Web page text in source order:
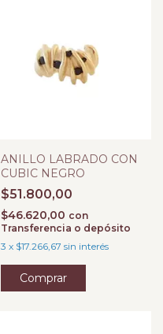
ANILLO LABRADO CON
CUBIC NEGRO
$51.800,00
$46.620,00 con
Transferencia o depósito
3 x $17.266,67 sin interés
Comprar